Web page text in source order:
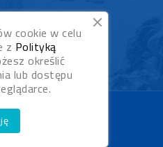
cookie w celu
z Polityką
określić
lub dostępu